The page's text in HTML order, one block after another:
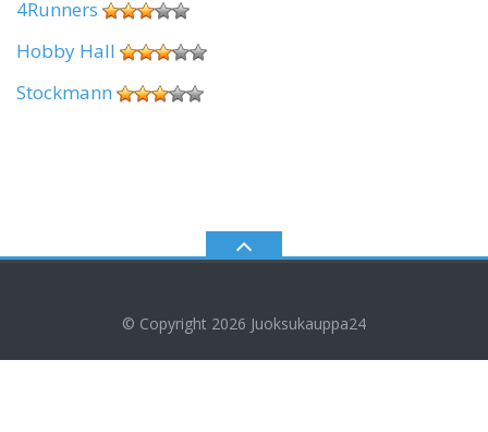
4Runners
Hobby Hall
Stockmann
© Copyright 2026 Juoksukauppa24